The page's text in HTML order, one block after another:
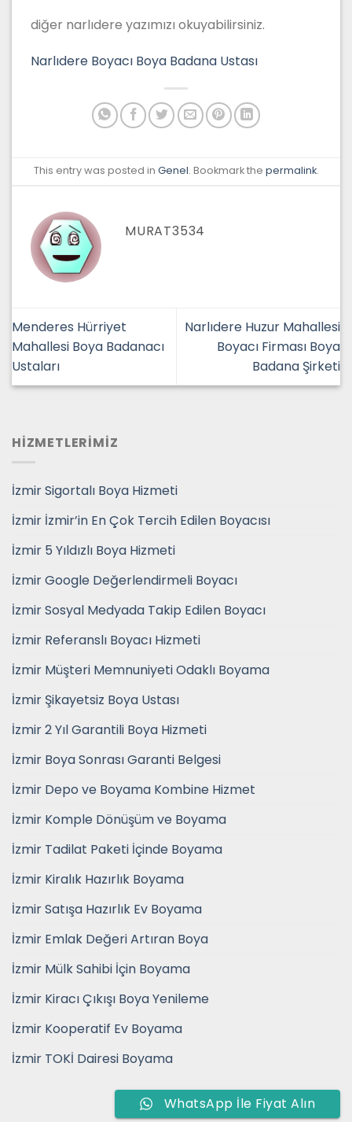
diğer narlıdere yazımızı okuyabilirsiniz.
Narlıdere Boyacı Boya Badana Ustası
This entry was posted in Genel. Bookmark the permalink.
MURAT3534
Menderes Hürriyet
Mahallesi Boya Badanacı
Ustaları
Narlıdere Huzur Mahallesi
Boyacı Firması Boya
Badana Şirketi
HİZMETLERİMİZ
İzmir Sigortalı Boya Hizmeti
İzmir İzmir’in En Çok Tercih Edilen Boyacısı
İzmir 5 Yıldızlı Boya Hizmeti
İzmir Google Değerlendirmeli Boyacı
İzmir Sosyal Medyada Takip Edilen Boyacı
İzmir Referanslı Boyacı Hizmeti
İzmir Müşteri Memnuniyeti Odaklı Boyama
İzmir Şikayetsiz Boya Ustası
İzmir 2 Yıl Garantili Boya Hizmeti
İzmir Boya Sonrası Garanti Belgesi
İzmir Depo ve Boyama Kombine Hizmet
İzmir Komple Dönüşüm ve Boyama
İzmir Tadilat Paketi İçinde Boyama
İzmir Kiralık Hazırlık Boyama
İzmir Satışa Hazırlık Ev Boyama
İzmir Emlak Değeri Artıran Boya
İzmir Mülk Sahibi İçin Boyama
İzmir Kiracı Çıkışı Boya Yenileme
İzmir Kooperatif Ev Boyama
İzmir TOKİ Dairesi Boyama
WhatsApp İle Fiyat Alın